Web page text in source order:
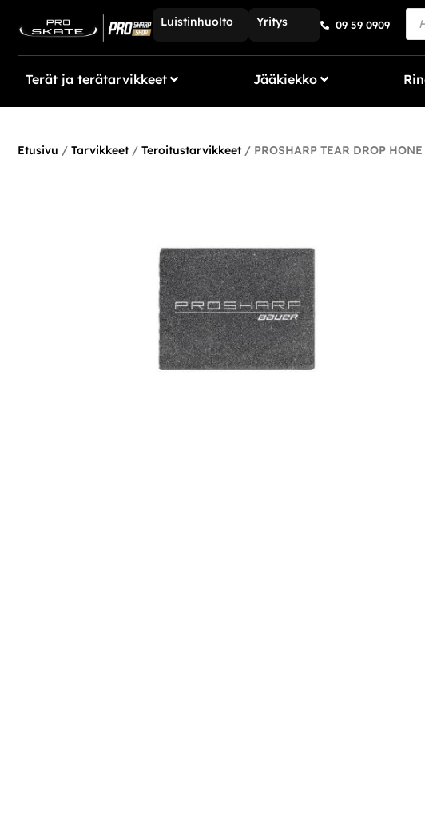
Luistinhuolto Yritys 09 59 0909
Terät ja terätarvikkeet Jääkiekko
Etusivu / Tarvikkeet/ Teroitustarvikkeet/ PROSHARP TEAR DROP HONE